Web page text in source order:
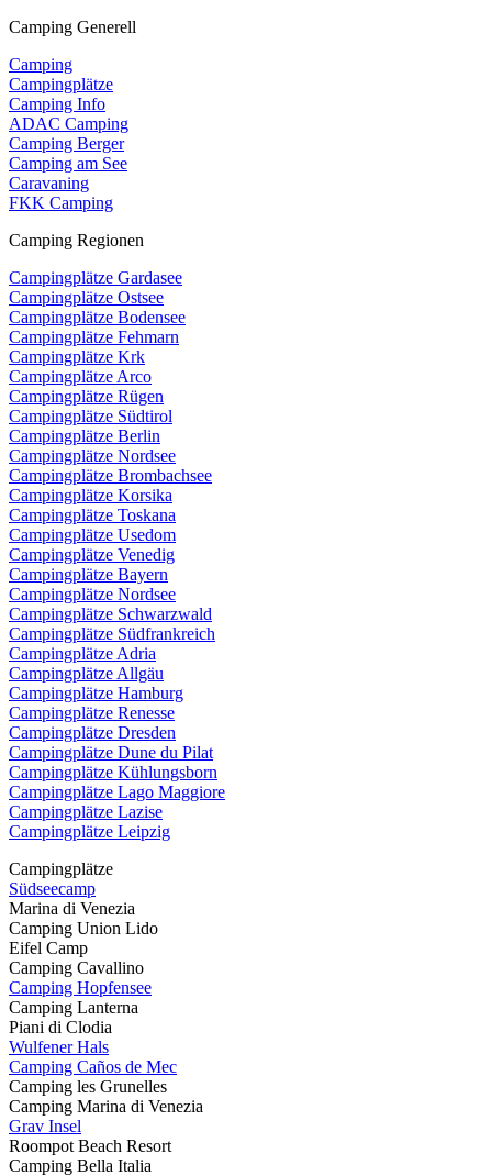
Camping Generell
Camping
Campingplätze
Camping Info
ADAC Camping
Camping Berger
Camping am See
Caravaning
FKK Camping
Camping Regionen
Campingplätze Gardasee
Campingplätze Ostsee
Campingplätze Bodensee
Campingplätze Fehmarn
Campingplätze Krk
Campingplätze Arco
Campingplätze Rügen
Campingplätze Südtirol
Campingplätze Berlin
Campingplätze Nordsee
Campingplätze Brombachsee
Campingplätze Korsika
Campingplätze Toskana
Campingplätze Usedom
Campingplätze Venedig
Campingplätze Bayern
Campingplätze Nordsee
Campingplätze Schwarzwald
Campingplätze Südfrankreich
Campingplätze Adria
Campingplätze Allgäu
Campingplätze Hamburg
Campingplätze Renesse
Campingplätze Dresden
Campingplätze Dune du Pilat
Campingplätze Kühlungsborn
Campingplätze Lago Maggiore
Campingplätze Lazise
Campingplätze Leipzig
Campingplätze
Südseecamp
Marina di Venezia
Camping Union Lido
Eifel Camp
Camping Cavallino
Camping Hopfensee
Camping Lanterna
Piani di Clodia
Wulfener Hals
Camping Caños de Mec
Camping les Grunelles
Camping Marina di Venezia
Grav Insel
Roompot Beach Resort
Camping Bella Italia